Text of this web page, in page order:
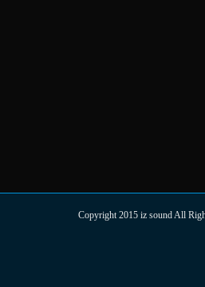
Copyright 2015 iz sound All